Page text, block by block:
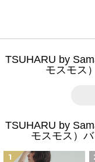
TSUHARU by
モスモス
TSUHARU by
モスモス）
1